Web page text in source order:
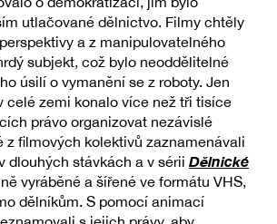
utlačované dělnictvo. Filmy chtěly
a z manipulovatelného
subjekt, což bylo neoddělitelné
úsilí o vymanění se z roboty. Jen
celé zemi konalo více než tři tisíce
právo organizovat nezávislé
z filmových kolektivů zaznamenávali
dlouhých stávkách a v sérii Dělnické
vyráběné a šířené ve formátu VHS,
dělníkům. S pomocí animací